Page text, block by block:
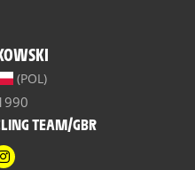
(POL)
TEAM/GBR